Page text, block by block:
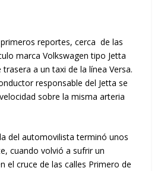
reportes, cerca de las
marca Volkswagen tipo Jetta
a un taxi de la línea Versa.
responsable del Jetta se
sobre la misma arteria
del automovilista terminó unos
cuando volvió a sufrir un
el cruce de las calles Primero de